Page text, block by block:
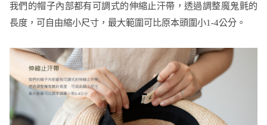
我們的帽子內部都有可調式的伸縮止汗帶，透過調整魔鬼氈的
長度，可自由縮小尺寸，最大範圍可比原本頭圍小1-4公分。